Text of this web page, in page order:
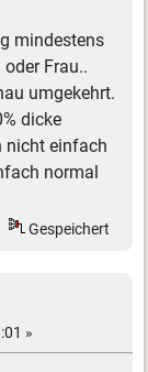
mindestens
Frau..
umgekehrt.
dicke
nicht einfach
normal
Gespeichert
»